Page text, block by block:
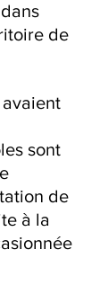
de
sont
de
à la